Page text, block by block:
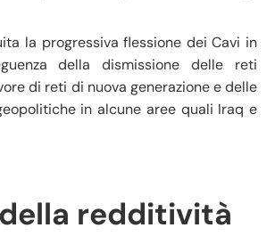
la progressiva flessione dei Cavi in
della dismissione delle reti
di reti di nuova generazione e delle
in alcune aree quali Iraq e
redditività